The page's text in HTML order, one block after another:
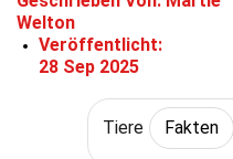
Welton
Veröffentlicht:
28 Sep 2025
Tiere Fakten